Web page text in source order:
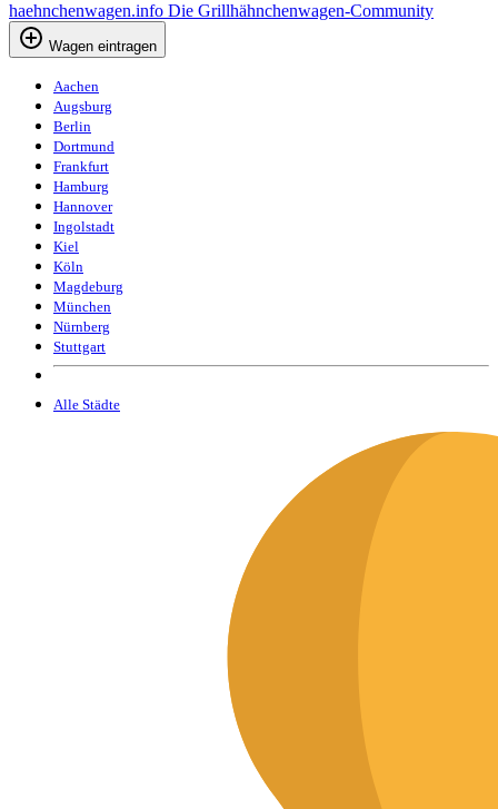
haehnchenwagen.info Die Grillhähnchenwagen-Community
Wagen eintragen
Aachen
Augsburg
Berlin
Dortmund
Frankfurt
Hamburg
Hannover
Ingolstadt
Kiel
Köln
Magdeburg
München
Nürnberg
Stuttgart
Alle Städte